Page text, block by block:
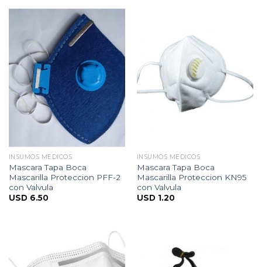
INSUMOS MEDICOS
Mascara Tapa Boca
Mascarilla Proteccion PFF-2
con Valvula
USD 6.50
INSUMOS MEDICOS
Mascara Tapa Boca
Mascarilla Proteccion KN95
con Valvula
USD 1.20